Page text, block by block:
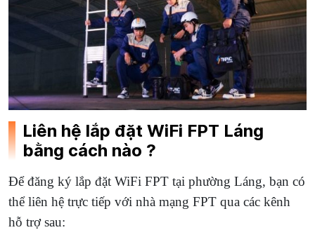
Liên hệ lắp đặt WiFi FPT Láng
bằng cách nào ?
Để đăng ký lắp đặt WiFi FPT tại phường Láng, bạn có
thể liên hệ trực tiếp với nhà mạng FPT qua các kênh
hỗ trợ sau: